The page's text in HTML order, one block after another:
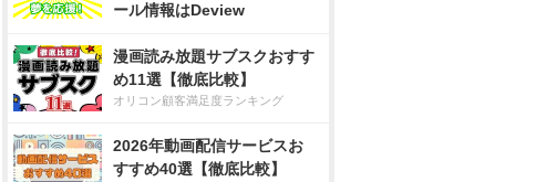
ール情報はDeview
漫画読み放題サブスクおすす
め11選【徹底比較】
オリコン顧客満足度ランキング
2026年動画配信サービスお
すすめ40選【徹底比較】